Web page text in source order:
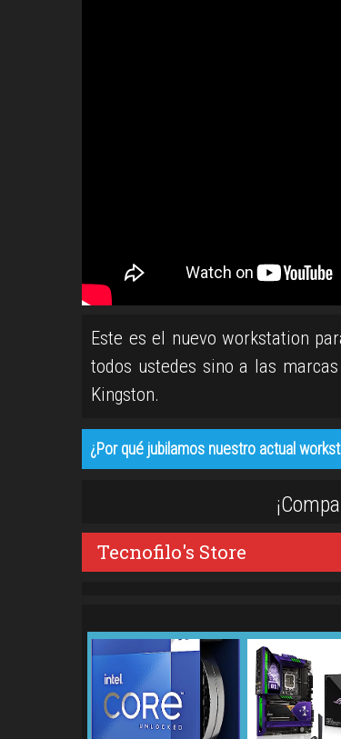
Este es el nuevo workstation
todos ustedes sino a las
Kingston.
¿Por qué jubilamos nuestro actual
Tecnofilo's Store